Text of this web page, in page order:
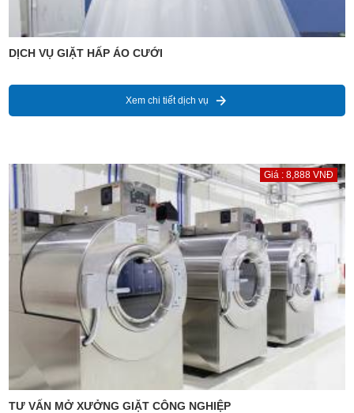
DỊCH VỤ GIẶT HẤP ÁO CƯỚI
Xem chi tiết dịch vụ
Giá : 8,888 VNĐ
TƯ VẤN MỞ XƯỞNG GIẶT CÔNG NGHIỆP